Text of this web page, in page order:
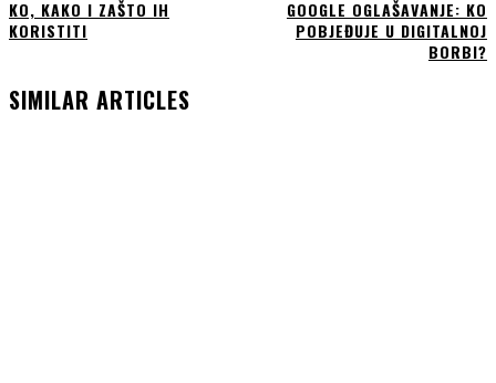
KO, KAKO I ZAŠTO IH
KORISTITI
GOOGLE OGLAŠAVANJE: KO
POBJEĐUJE U DIGITALNOJ
BORBI?
SIMILAR ARTICLES